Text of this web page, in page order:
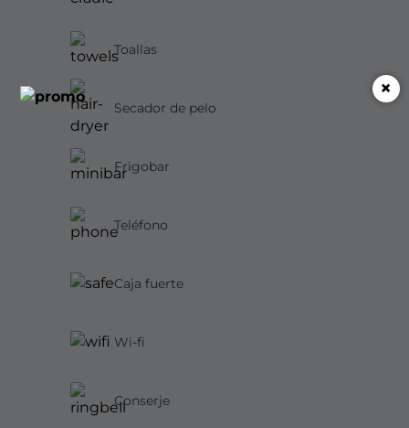
Toallas
Secador de pelo
Frigobar
Teléfono
Caja fuerte
Wi-fi
Conserje
×